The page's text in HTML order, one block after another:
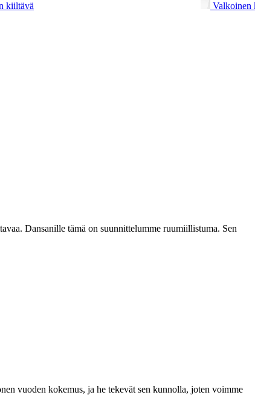
kiiltävä
Valkoinen
Dansanille tämä on suunnittelumme ruumiillistuma. Sen
vuoden kokemus, ja he tekevät sen kunnolla, joten voimme